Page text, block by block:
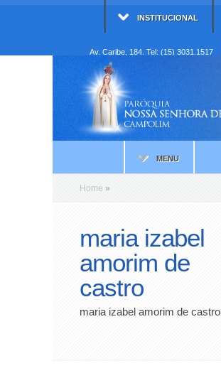
INSTITUCIONAL
Av. Caribe, 184. Tel: (15) 3031.1517
MENU
Home »
maria izabel
amorim de
castro
maria izabel amorim de castro